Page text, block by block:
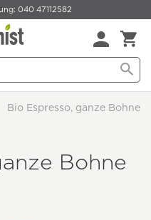
040 47112582
Natürlich Pflanzlich Lecker
Bio Espresso, ganze Bohne
Bohne